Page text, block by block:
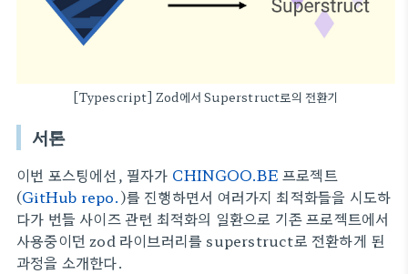
[Typescript] Zod에서 Superstruct로의 전환기
서론
이번 포스팅에선, 필자가 CHINGOO.BE 프로젝트
(GitHub repo.)를 진행하면서 여러가지 최적화들을 시도하
다가 번들 사이즈 관련 최적화의 일환으로 기존 프로젝트에서
사용중이던 zod 라이브러리를 superstruct로 전환하게 된
과정을 소개한다.